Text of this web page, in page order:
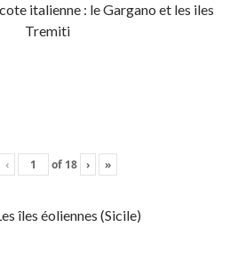
italienne : le Gargano et les iles
Tremiti
‹ of 18 › »
îles éoliennes (Sicile)